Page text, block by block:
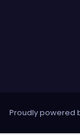
Proudly powered